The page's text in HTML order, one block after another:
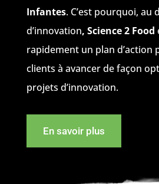
Infantes. C’est pourquoi, au
d’innovation, Science 2 Food
rapidement un plan d’action
clients à avancer de façon
projets d’innovation.
En savoir plus